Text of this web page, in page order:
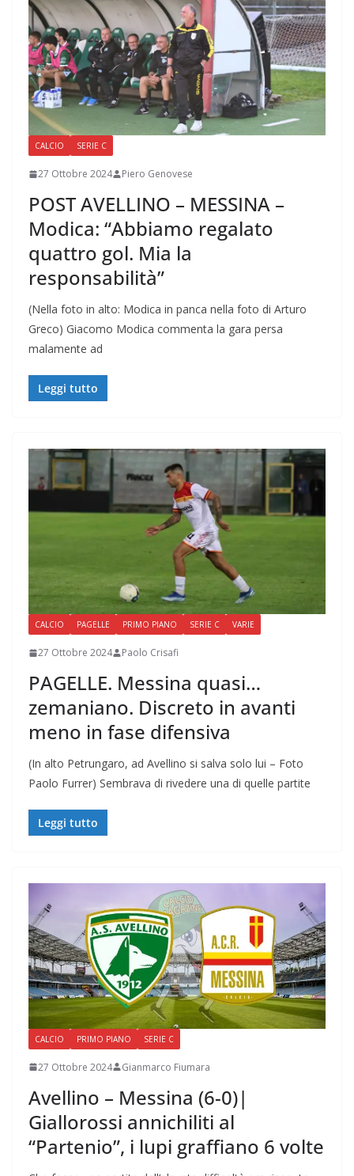
CALCIO SERIE C
27 Ottobre 2024 Piero Genovese
POST AVELLINO – MESSINA –
Modica: “Abbiamo regalato
quattro gol. Mia la
responsabilità”
(Nella foto in alto: Modica in panca nella foto di Arturo
Greco) Giacomo Modica commenta la gara persa
malamente ad
Leggi tutto
CALCIO PAGELLE PRIMO PIANO SERIE C VARIE
27 Ottobre 2024 Paolo Crisafi
PAGELLE. Messina quasi…
zemaniano. Discreto in avanti
meno in fase difensiva
(In alto Petrungaro, ad Avellino si salva solo lui – Foto
Paolo Furrer) Sembrava di rivedere una di quelle partite
Leggi tutto
CALCIO PRIMO PIANO SERIE C
27 Ottobre 2024 Gianmarco Fiumara
Avellino – Messina (6-0)|
Giallorossi annichiliti al
“Partenio”, i lupi graffiano 6 volte